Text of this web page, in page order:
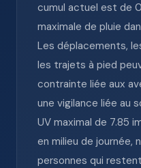
cumul actuel est de
maximale de pluie
Les déplacements,
les trajets à pied
contrainte liée aux
une vigilance liée au
UV maximal de 7.85
en milieu de journée,
personnes qui